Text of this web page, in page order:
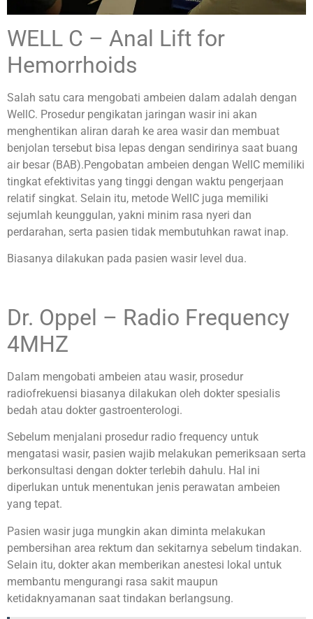
WELL C – Anal Lift for
Hemorrhoids
Salah satu cara mengobati ambeien dalam adalah dengan
WellC. Prosedur pengikatan jaringan wasir ini akan
menghentikan aliran darah ke area wasir dan membuat
benjolan tersebut bisa lepas dengan sendirinya saat buang
air besar (BAB).Pengobatan ambeien dengan WellC memiliki
tingkat efektivitas yang tinggi dengan waktu pengerjaan
relatif singkat. Selain itu, metode WellC juga memiliki
sejumlah keunggulan, yakni minim rasa nyeri dan
perdarahan, serta pasien tidak membutuhkan rawat inap.
Biasanya dilakukan pada pasien wasir level dua.
Dr. Oppel – Radio Frequency
4MHZ
Dalam mengobati ambeien atau wasir, prosedur
radiofrekuensi biasanya dilakukan oleh dokter spesialis
bedah atau dokter gastroenterologi.
Sebelum menjalani prosedur radio frequency untuk
mengatasi wasir, pasien wajib melakukan pemeriksaan serta
berkonsultasi dengan dokter terlebih dahulu. Hal ini
diperlukan untuk menentukan jenis perawatan ambeien
yang tepat.
Pasien wasir juga mungkin akan diminta melakukan
pembersihan area rektum dan sekitarnya sebelum tindakan.
Selain itu, dokter akan memberikan anestesi lokal untuk
membantu mengurangi rasa sakit maupun
ketidaknyamanan saat tindakan berlangsung.